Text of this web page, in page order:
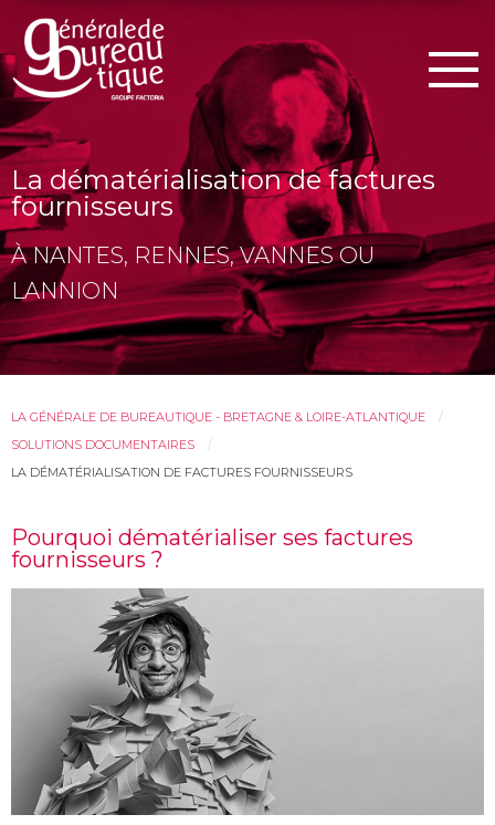
La dématérialisation de factures
fournisseurs
À NANTES, RENNES, VANNES OU
LANNION
LA GÉNÉRALE DE BUREAUTIQUE - BRETAGNE & LOIRE-ATLANTIQUE
SOLUTIONS DOCUMENTAIRES
LA DÉMATÉRIALISATION DE FACTURES FOURNISSEURS
Pourquoi dématérialiser ses factures
fournisseurs ?